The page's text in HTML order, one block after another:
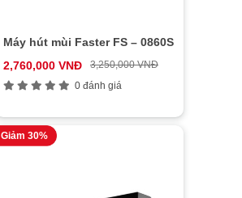
Máy hút mùi Faster FS – 0860S
2,760,000 VNĐ
3,250,000 VNĐ
0 đánh giá
Giảm 30%